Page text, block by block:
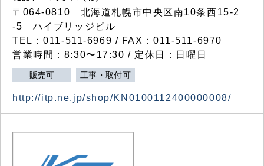
〒064-0810 北海道札幌市中央区南10条西15-2
-5 ハイブリッジビル
TEL：011-511-6969 / FAX：011-511-6970
営業時間：8:30〜17:30 / 定休日：日曜日
販売可 工事・取付可
http://itp.ne.jp/shop/KN0100112400000008/